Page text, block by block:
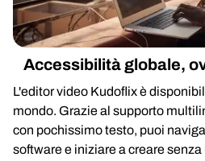
Accessibilità globale,
L'editor video Kudoflix è
mondo. Grazie al supporto
con pochissimo testo, puoi
software e iniziare a creare